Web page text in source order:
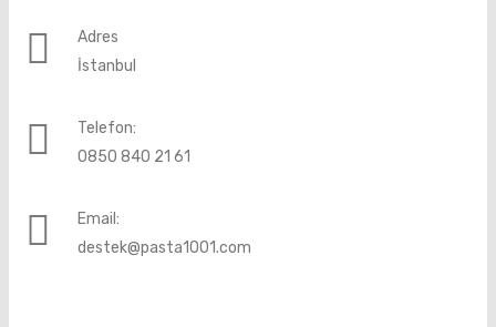
Adres
İstanbul
Telefon:
0850 840 21 61
Email:
destek@pasta1001.com